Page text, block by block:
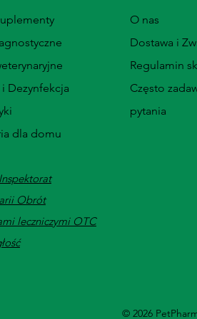
Dezynfekcja
dla domu
Obrót
leczniczymi OTC
O nas
Dostawa i
Regulamin
Często
pytania
© 2026